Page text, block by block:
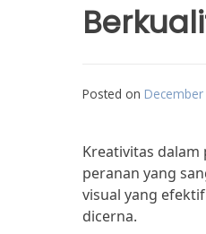
Posted on
Kreativitas
peranan yang
visual yang
dicerna.